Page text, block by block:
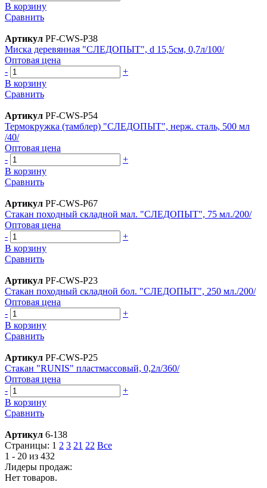
В корзину
Сравнить
Артикул PF-CWS-P38
Миска деревянная "СЛЕДОПЫТ", d 15,5см, 0,7л/100/
Оптовая цена
-
+
В корзину
Сравнить
Артикул PF-CWS-P54
Термокружка (тамблер) "СЛЕДОПЫТ", нерж. сталь, 500 мл
/40/
Оптовая цена
-
+
В корзину
Сравнить
Артикул PF-CWS-P67
Стакан походный складной мал. "СЛЕДОПЫТ", 75 мл./200/
Оптовая цена
-
+
В корзину
Сравнить
Артикул PF-CWS-P23
Стакан походный складной бол. "СЛЕДОПЫТ", 250 мл./200/
Оптовая цена
-
+
В корзину
Сравнить
Артикул PF-CWS-P25
Стакан "RUNIS" пластмассовый, 0,2л/360/
Оптовая цена
-
+
В корзину
Сравнить
Артикул 6-138
Страницы: 1 2 3 21 22 Все
1 - 20 из 432
Лидеры продаж:
Нет товаров.